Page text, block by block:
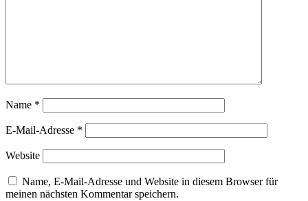
Name *
E-Mail-Adresse *
Website
Name, E-Mail-Adresse und Website in diesem Browser für
meinen nächsten Kommentar speichern.